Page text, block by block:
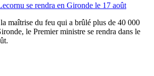
se rendra en Gironde le 17 août
maîtrise du feu qui a brûlé plus de 40 000
le Premier ministre se rendra dans le